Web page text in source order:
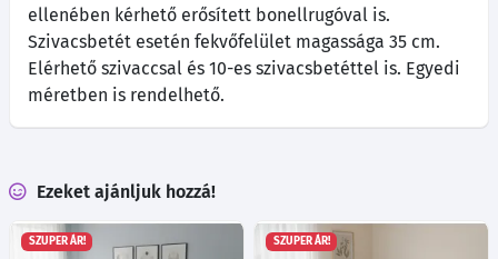
ellenében kérhető erősített bonellrugóval is.
Szivacsbetét esetén fekvőfelület magassága 35 cm.
Elérhető szivaccsal és 10-es szivacsbetéttel is. Egyedi
méretben is rendelhető.
Ezeket ajánljuk hozzá!
SZUPER ÁR! SZUPER ÁR!